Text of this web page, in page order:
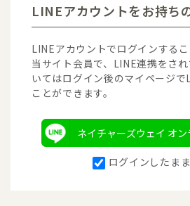
LINEアカウントをお持ち
LINEアカウントでログインするこ
当サイト会員で、LINE連携をさ
いてはログイン後のマイページ
ことができます。
ネイチャーズウェイ オ
ログインしたま